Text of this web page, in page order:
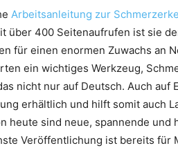
Arbeitsanleitung zur
über 400 Seitenaufrufen ist sie
für einen enormen Zuwachs an
ein wichtiges Werkzeug,
nicht nur auf Deutsch. Auch auf
erhältlich und hilft somit auch
heute sind neue, spannende
Veröffentlichung ist bereits für